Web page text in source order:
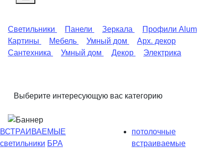
Светильники Панели Зеркала
Профили Alum
Картины
Мебель Умный дом
Арх. декор
Сантехника
Умный дом Декор Электрика
Выберите интересующую вас категорию
ВСТРАИВАЕМЫЕ
светильники БРА
потолочные
встраиваемые